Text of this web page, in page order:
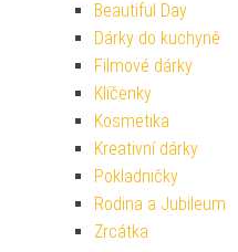
Beautiful Day
Dárky do kuchyně
Filmové dárky
Klíčenky
Kosmetika
Kreativní dárky
Pokladničky
Rodina a Jubileum
Zrcátka